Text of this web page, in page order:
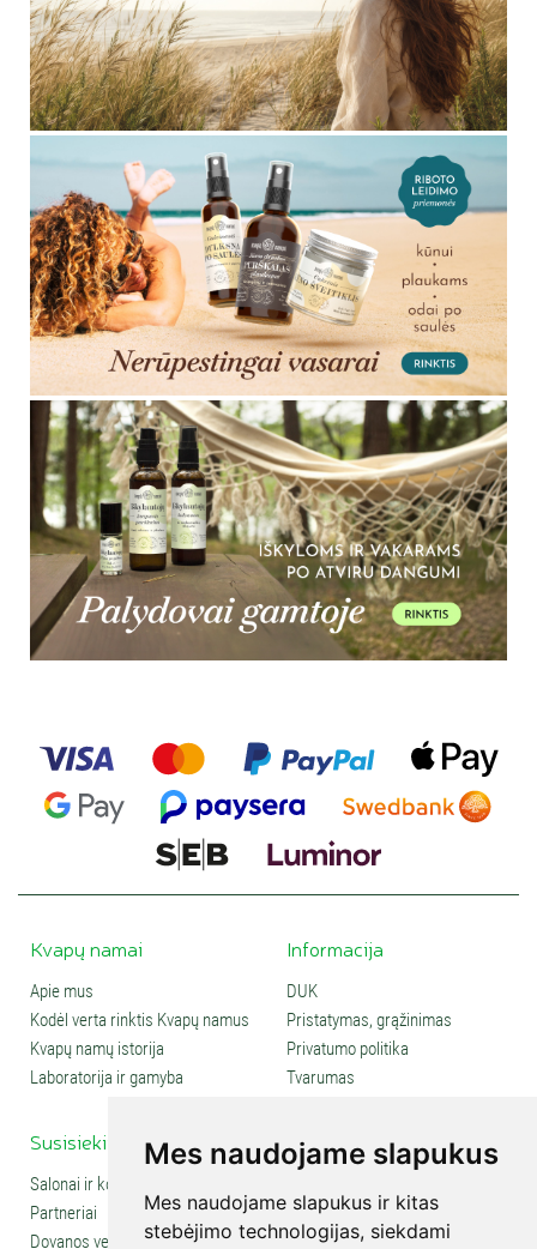
Mes naudojame slapukus
Mes naudojame slapukus ir kitas
stebėjimo technologijas, siekdami
Kvapų namai
Apie mus
Kodėl verta rinktis Kvapų namus
Kvapų namų istorija
Laboratorija ir gamyba
Informacija
DUK
Pristatymas, grąžinimas
Privatumo politika
Tvarumas
Susisiekite
Salonai ir kontaktai
Partneriai
Dovanos verslui
Social media